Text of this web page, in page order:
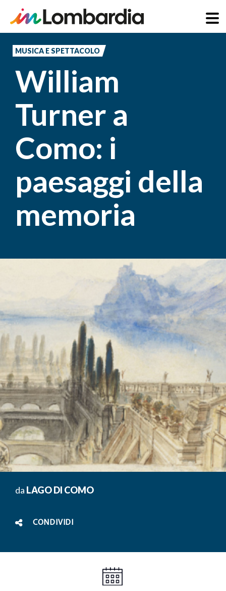
principale
MUSICA E SPETTACOLO
William
Turner a
Como: i
paesaggi della
memoria
da LAGO DI COMO
CONDIVIDI